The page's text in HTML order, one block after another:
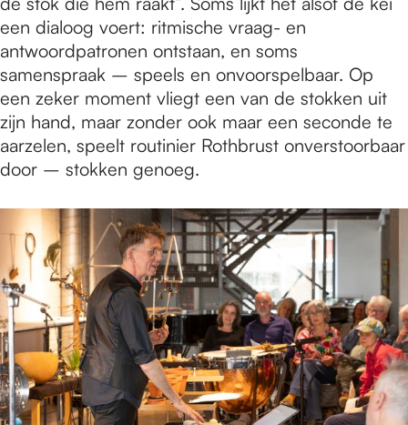
een dialoog voert: ritmische vraag- en
antwoordpatronen ontstaan, en soms
samenspraak – speels en onvoorspelbaar. Op
een zeker moment vliegt een van de stokken uit
zijn hand, maar zonder ook maar een seconde te
aarzelen, speelt routinier Rothbrust onverstoorbaar
door – stokken genoeg.